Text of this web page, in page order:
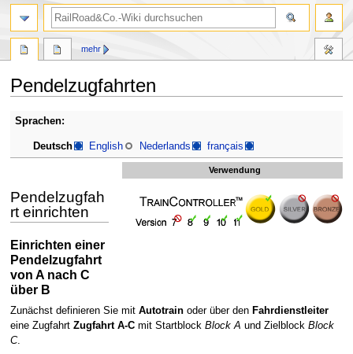
Pendelzugfahrten
Zur
springen
Zur
springen
Sprachen:
Deutsch English Nederlands français
Verwendung
Pendelzugfah
rt einrichten
Einrichten einer
Pendelzugfahrt
von A nach C
über B
Zunächst definieren Sie mit Autotrainoder über den Fahrdienstleiter
eine Zugfahrt Zugfahrt A-Cmit Startblock Block A und Zielblock Block
C.
mehr
Suche